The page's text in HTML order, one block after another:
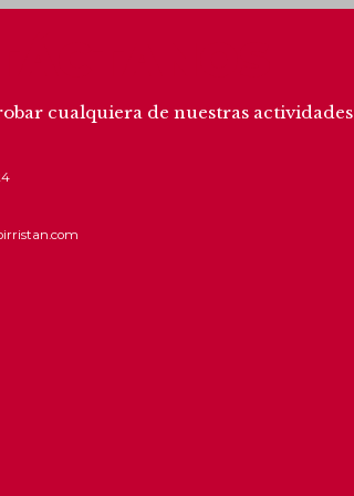
cualquiera de nuestras actividades